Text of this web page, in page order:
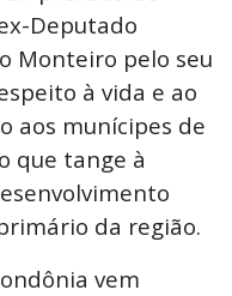
Deputado
Monteiro pelo seu
à vida e ao
aos munícipes de
que tange à
da região.
vem